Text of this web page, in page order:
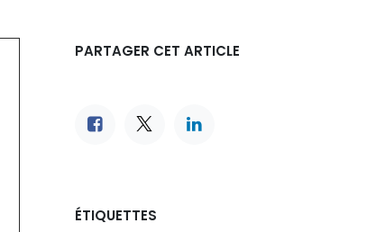
PARTAGER CET ARTICLE
ÉTIQUETTES